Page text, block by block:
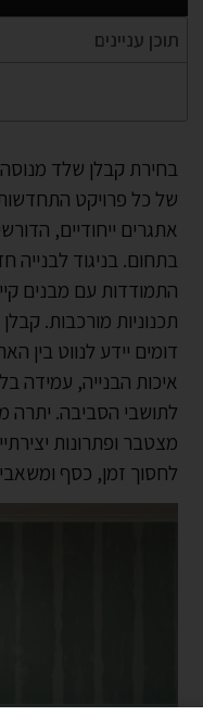
בחירת קבלן שלד
של כל פרויקט התחדשות
אתגרים ייחודיים,
בתחום. בניגוד לבנייה
התמודדות עם מבנים
תכנוניות מורכבות.
דומים יידע לנווט בין
איכות הבנייה, עמידה
לתושבי הסביבה. יתרה
מצטבר ופתרונות
לחסוך זמן, כסף
תוכן עניינים